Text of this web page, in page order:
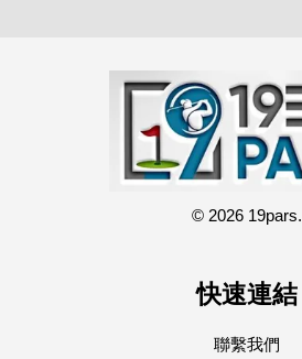
© 2026 19pars.
快速連結
聯繫我們